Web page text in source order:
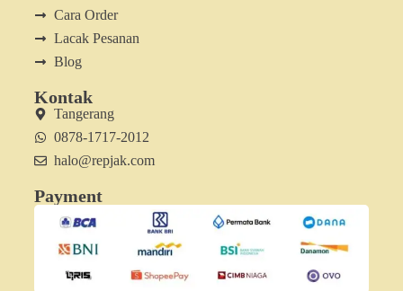
Cara Order
Lacak Pesanan
Blog
Kontak
Tangerang
0878-1717-2012
halo@repjak.com
Payment